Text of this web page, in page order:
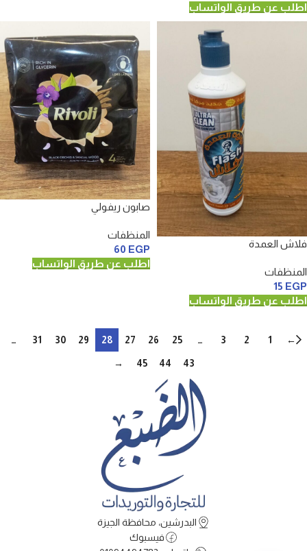
اطلب عن طريق الواتساب
فلاش العمدة
المنظفات
15 EGP
اطلب عن طريق الواتساب
صابون ريفولي
المنظفات
60 EGP
اطلب عن طريق الواتساب
←
1
2
3
…
25
26
27
28
29
30
31
…
43
44
45
→
البدرشين، محافظة الجيزة
فيسبوك